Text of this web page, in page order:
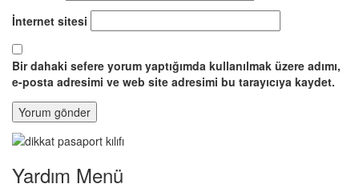
İnternet sitesi
Bir dahaki sefere yorum yaptığımda kullanılmak üzere adımı,
e-posta adresimi ve web site adresimi bu tarayıcıya kaydet.
Yardım Menü